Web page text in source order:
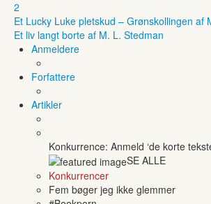
2
Et Lucky Luke pletskud – Grønskollingen af
Et liv langt borte af M. L. Stedman
Anmeldere
Forfattere
Artikler
Konkurrence: Anmeld ‘de korte
SE ALLE
Konkurrencer
Fem bøger jeg ikke glemmer